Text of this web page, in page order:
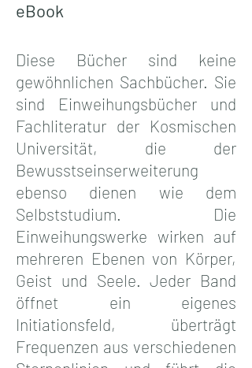
eBook
Diese Bücher sind keine
gewöhnlichen Sachbücher. Sie
sind Einweihungsbücher und
Fachliteratur der Kosmischen
Universität, die der
Bewusstseinserweiterung
ebenso dienen wie dem
Selbststudium. Die
Einweihungswerke wirken auf
mehreren Ebenen von Körper,
Geist und Seele. Jeder Band
öffnet ein eigenes
Initiationsfeld, überträgt
Frequenzen aus verschiedenen